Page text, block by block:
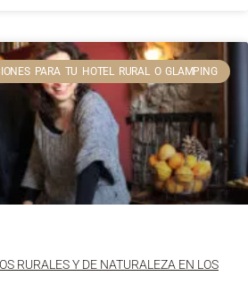
PARA TU HOTEL RURAL O GLAMPING
RURALES Y DE NATURALEZA EN LOS